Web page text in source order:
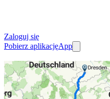
Zaloguj się
Pobierz aplikacjęApp